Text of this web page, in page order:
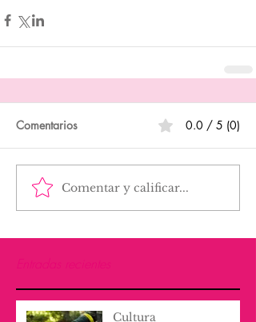
Comentarios 0.0 / 5 (0)
Comentar y calificar...
Cultura